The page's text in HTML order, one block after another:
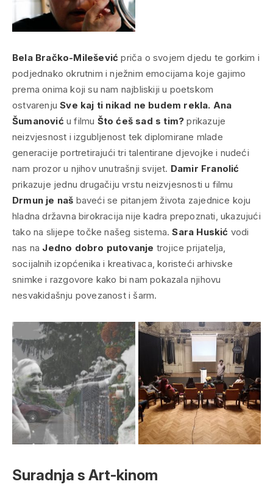
Bela Bračko-Milešević priča o svojem djedu te gorkim i
podjednako okrutnim i nježnim emocijama koje gajimo
prema onima koji su nam najbliskiji u poetskom
ostvarenjuSve kaj ti nikad ne budem rekla. Ana
Šumanović u filmu Što ćeš sad s tim? prikazuje
neizvjesnost i izgubljenost tek diplomirane mlade
generacije portretirajući tri talentirane djevojke i nudeći
nam prozor u njihov unutrašnji svijet. Damir Franolić
prikazuje jednu drugačiju vrstu neizvjesnosti u filmu
Drmun je naš baveći se pitanjem života zajednice koju
hladna državna birokracija nije kadra prepoznati, ukazujući
tako na slijepe točke našeg sistema.Sara Huskić vodi
nas na Jedno dobro putovanje trojice prijatelja,
socijalnih izopćenika i kreativaca, koristeći arhivske
snimke i razgovore kako bi nam pokazala njihovu
nesvakidašnju povezanost i šarm.
Suradnja s Art-kinom